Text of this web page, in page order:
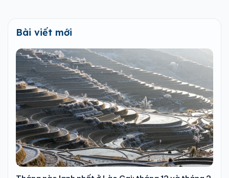
Bài viết mới